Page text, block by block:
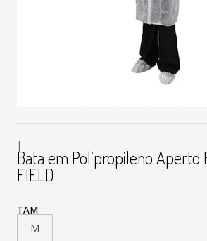
|
Bata em Polipropileno Aperto
FIELD
TAM
M